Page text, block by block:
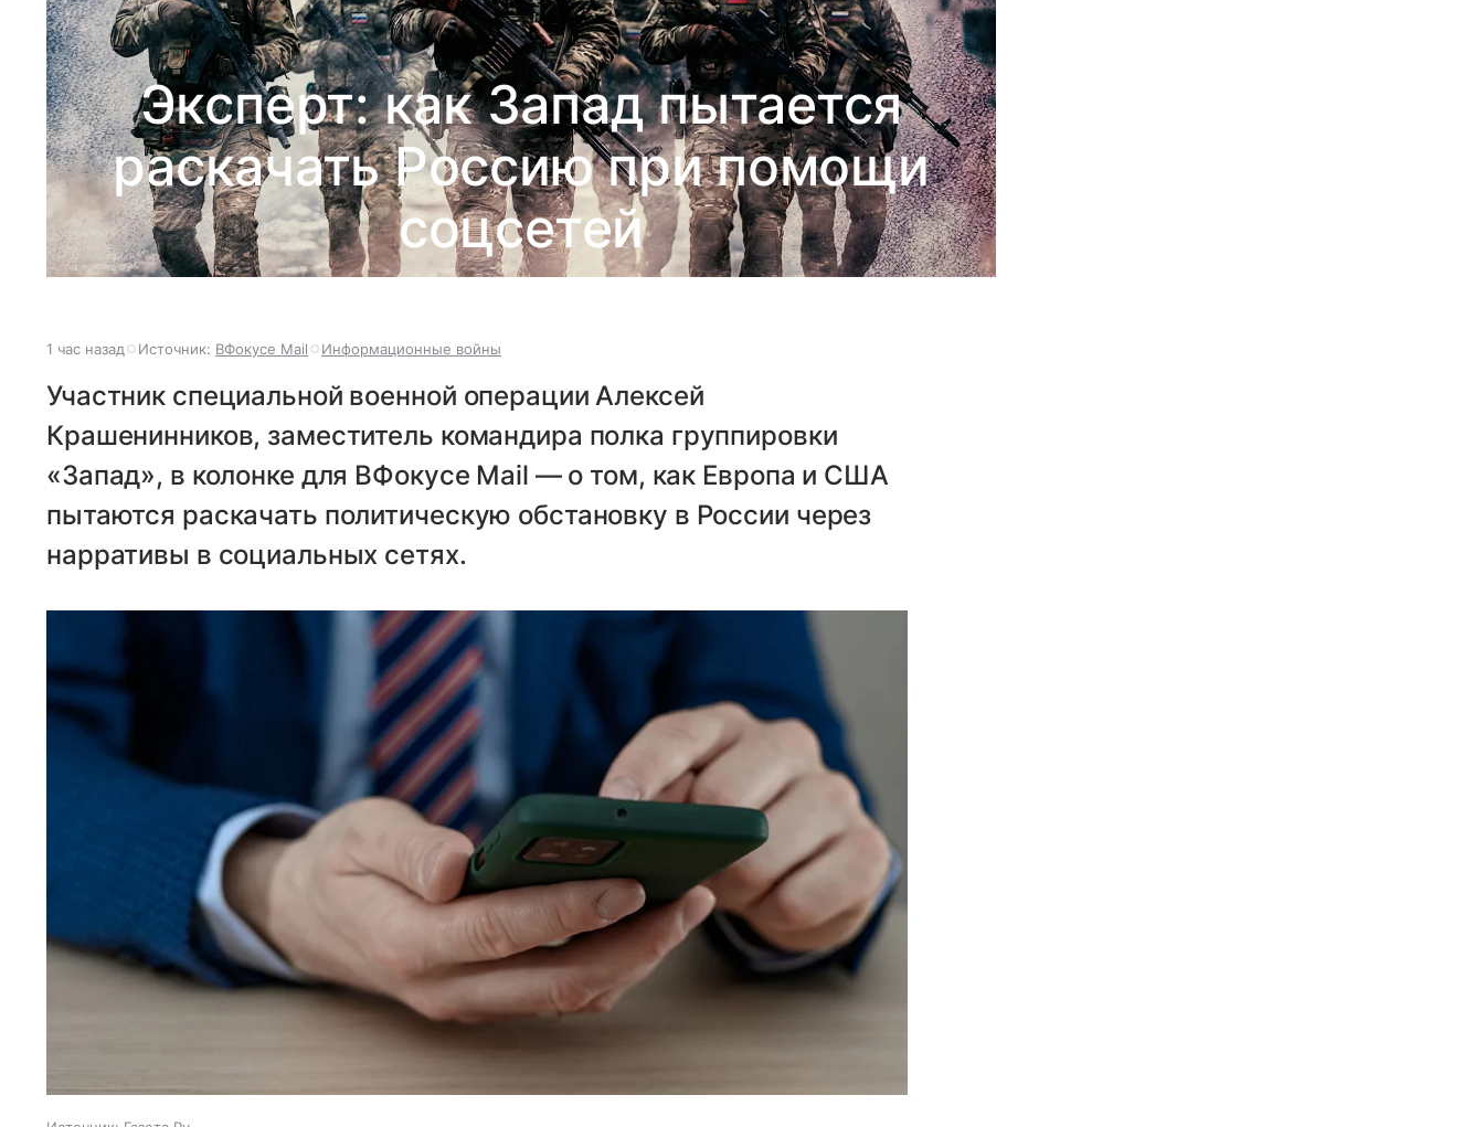
Эксперт: как Запад пытается
раскачать Россию при помощи
соцсетей
1 час назад Источник: ВФокусе Mail Информационные войны
Участник специальной военной операции Алексей
Крашенинников, заместитель командира полка группировки
«Запад», в колонке для ВФокусе Mail — о том, как Европа и США
пытаются раскачать политическую обстановку в России через
нарративы в социальных сетях.